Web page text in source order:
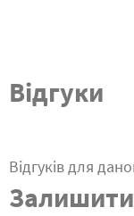
Відгуки
Відгуків для
Залишити